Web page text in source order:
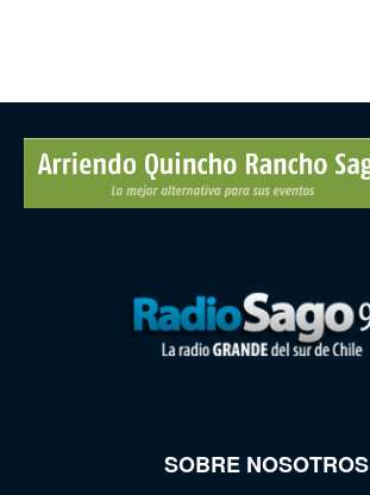
SOBRE NOSOTROS